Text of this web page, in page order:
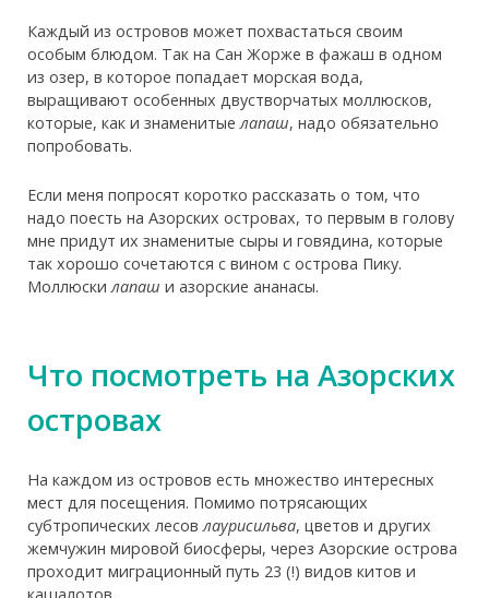
Каждый из островов может похвастаться своим
особым блюдом. Так на Сан Жорже в фажаш в одном
из озер, в которое попадает морская вода,
выращивают особенных двустворчатых моллюсков,
которые, как и знаменитыелапаш, надо обязательно
попробовать.
Если меня попросят коротко рассказать о том, что
надо поесть на Азорских островах, то первым в голову
мне придут их знаменитые сыры и говядина, которые
так хорошо сочетаются с вином с острова Пику.
Моллюскилапаш и азорские ананасы.
Что посмотреть на Азорских
островах
На каждом из островов есть множество интересных
мест для посещения. Помимо потрясающих
субтропических лесовлаурисильва, цветов и других
жемчужин мировой биосферы, через Азорские острова
проходит миграционный путь 23 (!) видов китов и